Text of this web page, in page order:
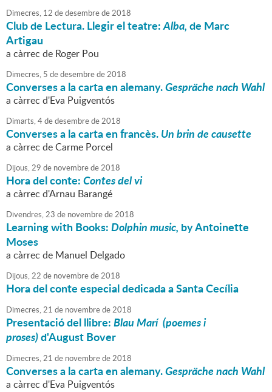
Dimecres, 12 dedesembrede2018
Club de Lectura. Llegir el teatre:Alba,de Marc
Artigau
a càrrec de Roger Pou
Dimecres, 5 dedesembrede2018
Converses a la carta en alemany.Gespräche nach Wahl
a càrrec d'Eva Puigventós
Dimarts,4dedesembrede2018
Converses a la carta en francès.Un brin de causette
a càrrec de Carme Porcel
Dijous,29 de novembrede2018
Hora del conte:Contes del vi
a càrrec d'Arnau Barangé
Divendres,23 de novembrede2018
Learning with Books:Dolphin music, by Antoinette
Moses
a càrrec de Manuel Delgado
Dijous,22 de novembrede2018
Hora del conte especial dedicada a Santa Cecília
Dimecres,21 de novembrede2018
Presentació del llibre:Blau Marí (poemes i
proses)d'August Bover
Dimecres,21 de novembrede2018
Converses a la carta en alemany.Gespräche nach Wahl
a càrrec d'Eva Puigventós